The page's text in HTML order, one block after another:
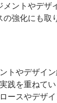
ントやデザ
強化にも取
トやデザイ
践を重ねて
ースやデザ